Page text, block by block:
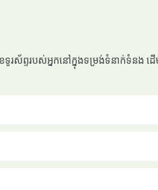
ស័ព្ទរបស់អ្នកនៅក្នុងទម្រង់ទំនាក់ទំនង ដើ